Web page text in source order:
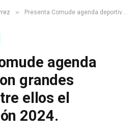
» Presenta Comude agenda deportiva con grandes eventos, entre ellos el maratón León 2024.
agenda
grandes
ellos el
2024.